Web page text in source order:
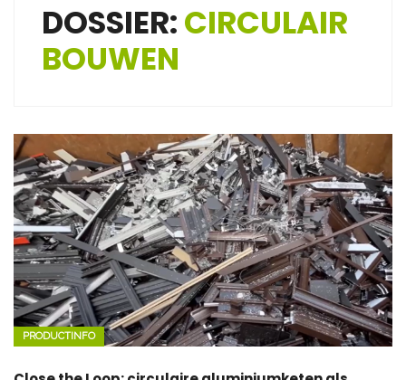
DOSSIER:CIRCULAIR
BOUWEN
PRODUCTINFO